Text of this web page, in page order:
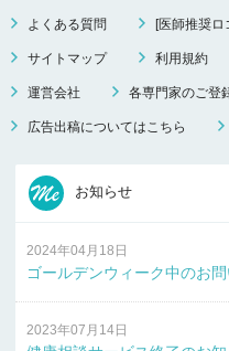
よくある質問 [医師推奨ロ
サイトマップ 利用規約
運営会社 各専門家のご登
広告出稿についてはこちら
お知らせ
2024年04月18日
ゴールデンウィーク中のお
2023年07月14日